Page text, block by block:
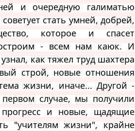
и очередную галиматью
стать умней, добрей,
которое и спасет
- всем нам каюк. И
как тяжел труд шахтера
строй, новые отношения
жизни, иначе... Другой -
случае, мы получили
и новые, щадящие
"учителям жизни", крайне